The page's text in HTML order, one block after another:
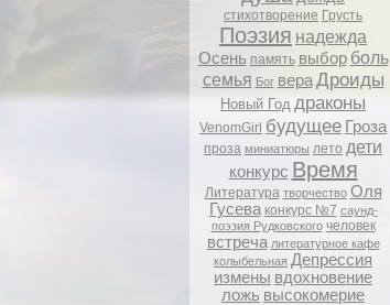
стихотворение Грусть
Поэзия надежда
Осень память выбор боль
семья Бог вера Дроиды
Новый Год драконы
VenomGirl будущее Гроза
проза миниатюры лето дети
конкурс Время
Литература творчество Оля
Гусева конкурс №7 саунд-
поэзия Рудковского человек
встреча литературное кафе
колыбельная Депрессия
измены вдохновение
ложь высокомерие